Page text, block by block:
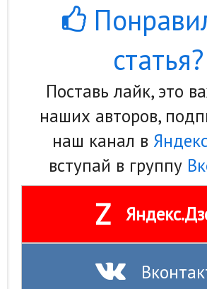
статья?
Поставь лайк, это
наших авторов,
наш канал в
вступай в группу
Z